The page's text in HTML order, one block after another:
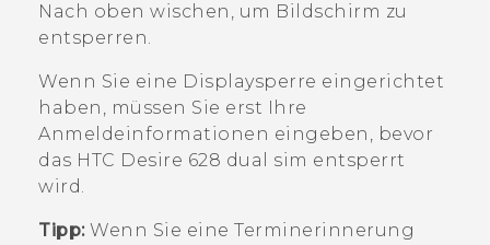
UNTERSTÜTZUNG
HTC-Geräte und Zubehör
Anmelden
Nach oben wischen, um Bildschirm zu
entsperren.
Wenn Sie eine Displaysperre eingerichtet
haben, müssen Sie erst Ihre
Anmeldeinformationen eingeben, bevor
das HTC Desire 628 dual sim entsperrt
wird.
Tipp:Wenn Sie eine Terminerinnerung